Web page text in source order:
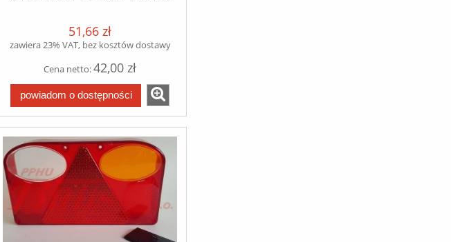
51,66 zł
zawiera 23% VAT, bez kosztów dostawy
Cena netto:42,00 zł
powiadom o dostępności